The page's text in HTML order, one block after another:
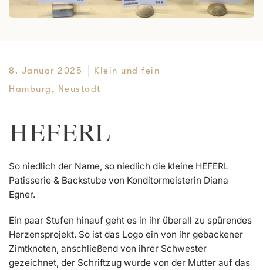
8. Januar 2025
Klein und fein
Hamburg , Neustadt
HEFERL
So niedlich der Name, so niedlich die kleine HEFERL
Patisserie & Backstube von Konditormeisterin Diana
Egner.
Ein paar Stufen hinauf geht es in ihr überall zu spürendes
Herzensprojekt. So ist das Logo ein von ihr gebackener
Zimtknoten, anschließend von ihrer Schwester
gezeichnet, der Schriftzug wurde von der Mutter auf das